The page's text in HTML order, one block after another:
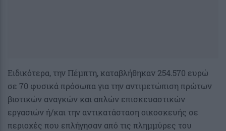
Ειδικότερα, την Πέμπτη, καταβλήθηκαν 254.570 ευρώ
σε 70 φυσικά πρόσωπα για την αντιμετώπιση πρώτων
βιοτικών αναγκών και απλών επισκευαστικών
εργασιών ή/και την αντικατάσταση οικοσκευής σε
περιοχές που επλήγησαν από τις πλημμύρες του